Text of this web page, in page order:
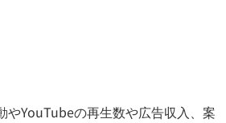
やYouTubeの再生数や広告収入、案